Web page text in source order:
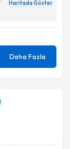
Haritada Göster
Daha Fazla